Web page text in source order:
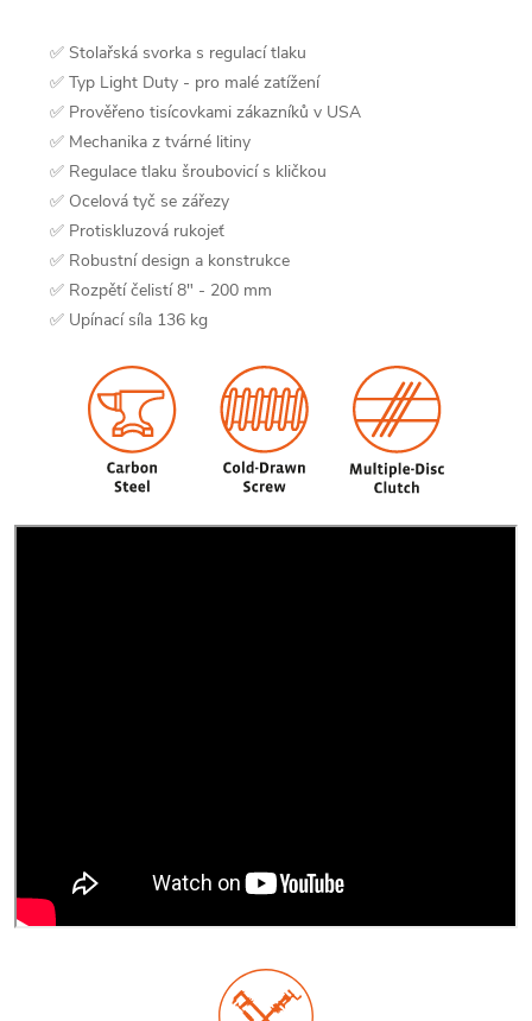
✅ Stolařská svorka s regulací tlaku
✅ Typ Light Duty - pro malé zatížení
✅ Prověřeno tisícovkami zákazníků v USA
✅ Mechanika z tvárné litiny
✅ Regulace tlaku šroubovicí s kličkou
✅ Ocelová tyč se zářezy
✅ Protiskluzová rukojeť
✅ Robustní design a konstrukce
✅ Rozpětí čelistí 8" - 200 mm
✅ Upínací síla 136 kg